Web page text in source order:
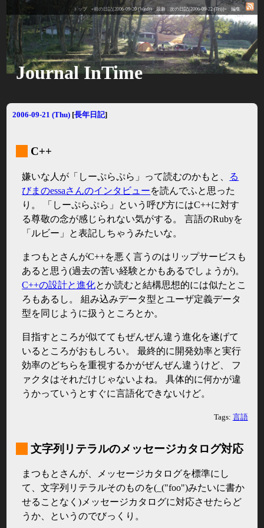
トップ «前の日記(2006-09-20 (Wed)) 最新 次の日記(2006-09-22 (Fri))» 編集
Journal InTime
2006-09-21 (Thu) [長年日記]
C++
嫌いな人が「しーぷらぷら」って読むのかもと、
る
びまのessaさんのインタビューを読んでふと思った
り。 「しーぷらぷら」という呼び方にはC++に対す
る尊敬の念が感じられない気がする。 言語のRubyを
「ルビー」と表記しちゃうみたいな。
まつもとさんがC++を悪く言うのはリップサービスも
あると思う(過去の苦い経験とかもあるでしょうが)。
C++の設計と進化とか読むと結構思想的には似たとこ
ろもあるし。 組み込みデータ型とユーザ定義データ
型を同じように扱うところとか。
目指すところが似ててもぜんぜん違う進化を遂げて
いるところがおもしろい。 最終的に開発効率と実行
効率のどちらを重視するかがぜんぜん違うけど、 フ
ァクタはそれだけじゃないよね。 具体的に何かが違
うかっていうとすぐに言語化できないけど。
Tags: 言語
文字列リテラルのメッセージカタログ対応
まつもとさんが、メッセージカタログを標準にし
て、文字列リテラルそのものを(_("foo")みたいに書か
せることなく)メッセージカタログに対応させたらど
うか、というのでびっくり。